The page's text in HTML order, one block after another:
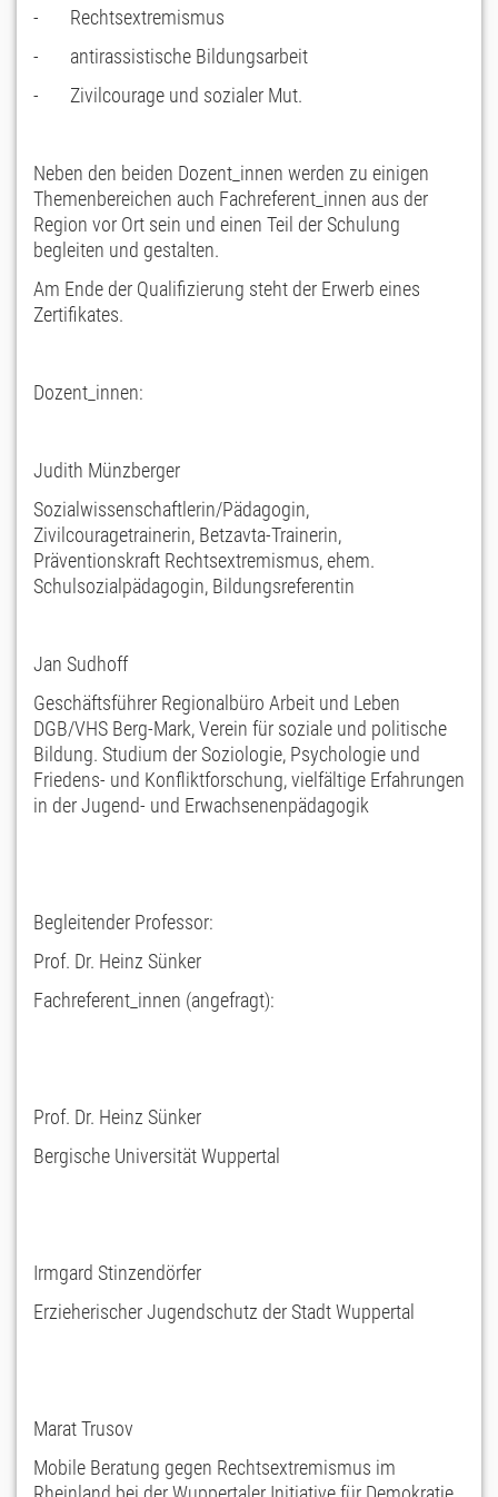
- Rechtsextremismus
- antirassistische Bildungsarbeit
- Zivilcourage und sozialer Mut.
Neben den beiden Dozent_innen werden zu einigen
Themenbereichen auch Fachreferent_innen aus der
Region vor Ort sein und einen Teil der Schulung
begleiten und gestalten.
Am Ende der Qualifizierung steht der Erwerb eines
Zertifikates.
Dozent_innen:
Judith Münzberger
Sozialwissenschaftlerin/Pädagogin,
Zivilcouragetrainerin, Betzavta-Trainerin,
Präventionskraft Rechtsextremismus, ehem.
Schulsozialpädagogin, Bildungsreferentin
Jan Sudhoff
Geschäftsführer Regionalbüro Arbeit und Leben
DGB/VHS Berg-Mark, Verein für soziale und politische
Bildung. Studium der Soziologie, Psychologie und
Friedens- und Konfliktforschung, vielfältige Erfahrungen
in der Jugend- und Erwachsenenpädagogik
Begleitender Professor:
Prof. Dr. Heinz Sünker
Fachreferent_innen (angefragt):
Prof. Dr. Heinz Sünker
Bergische Universität Wuppertal
Irmgard Stinzendörfer
Erzieherischer Jugendschutz der Stadt Wuppertal
Marat Trusov
Mobile Beratung gegen Rechtsextremismus im